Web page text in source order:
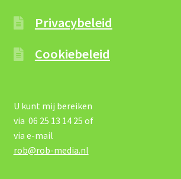
Privacybeleid
Cookiebeleid
U kunt mij bereiken
via 06 25 13 14 25 of
via e-mail
rob@rob-media.nl